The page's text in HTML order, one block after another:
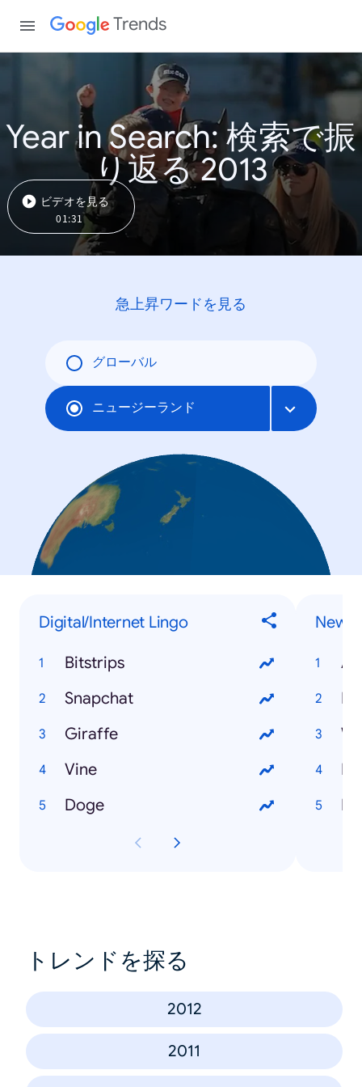
Trends
Year in Search: 検索で振
り返る 2013
ビデオを見る
01:31
急上昇ワードを見る
グローバル
ニュージーランド
Digital/Internet Lingo
Bitstrips
Snapchat
Giraffe
Vine
Doge
News
トレンドを探る
2012
2011